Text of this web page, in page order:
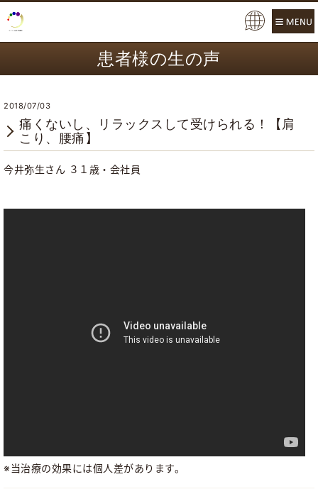
患者様の生の声
2018/07/03
痛くないし、リラックスして受けられる！【肩
こり、腰痛】
今井弥生さん ３１歳・会社員
※当治療の効果には個人差があります。